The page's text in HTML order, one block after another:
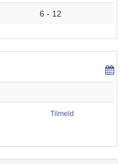
6 - 12
Tilmeld